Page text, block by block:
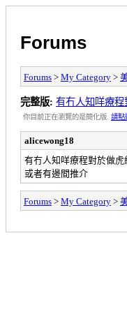
Forums
Forums > My Category >
完整版: 有冇人知咩療
你目前正在瀏覽的是簡化版. 請點
alicewong18
有冇人知咩療程對於做
或者有邊間推介
Forums > My Category >